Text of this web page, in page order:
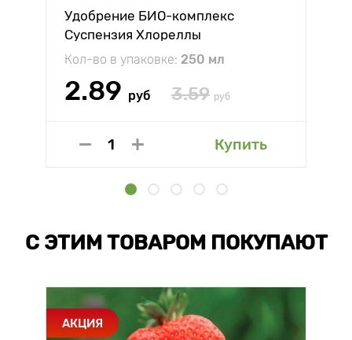
Удобрение БИО-комплекс
Суспензия Хлореллы
Кол-во в упаковке: 250 мл
2.89 руб 3.59 руб
Купить
С ЭТИМ ТОВАРОМ ПОКУПАЮТ
АКЦИЯ